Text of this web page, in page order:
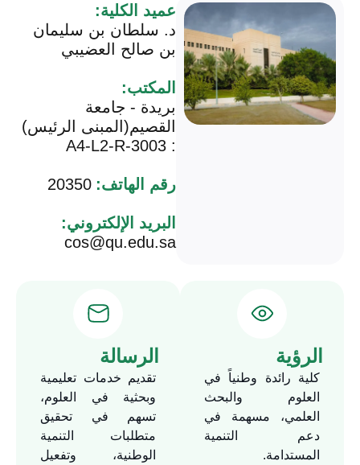
عميد الكلية:
د. سلطان بن سليمان
بن صالح العضيبي
المكتب:
بريدة - جامعة
القصيم(المبنى الرئيس)
: A4-L2-R-3003
رقم الهاتف: 20350
البريد الإلكتروني:
cos@qu.edu.sa
الرؤية
كلية رائدة وطنياً في
العلوم والبحث
العلمي، مسهمة في
دعم التنمية
المستدامة.
الرسالة
تقديم خدمات تعليمية
وبحثية في العلوم،
تسهم في تحقيق
متطلبات التنمية
الوطنية، وتفعيل